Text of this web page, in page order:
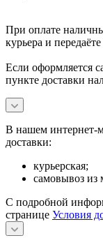
При оплате
курьера и
Если оформляется
пункте доставки
В нашем интернет-
доставки:
курьерская;
самовывоз из
С подробной
странице Условия